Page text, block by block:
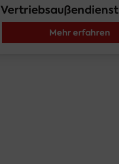
Vertriebsaußendienst
Mehr erfahren